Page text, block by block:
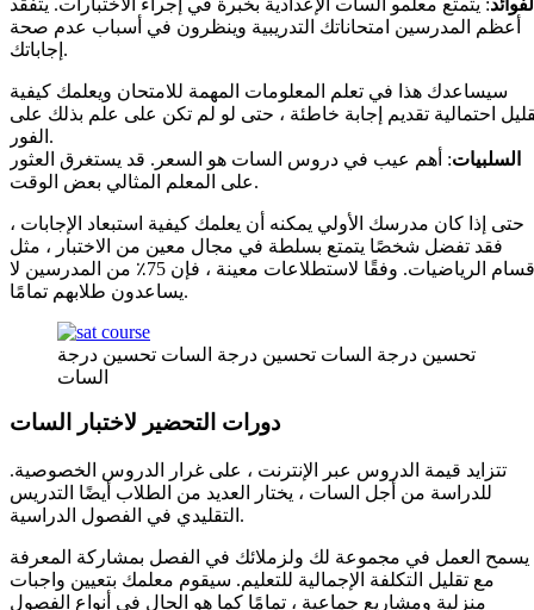
أعظم المدرسين امتحاناتك التدريبية وينظرون في أسباب عدم صحة
إجاباتك.
سيساعدك هذا في تعلم المعلومات المهمة للامتحان ويعلمك كيفية
احتمالية تقديم إجابة خاطئة ، حتى لو لم تكن على علم بذلك على
الفور.
السلبيات: أهم عيب في دروس السات هو السعر. قد يستغرق العثور
على المعلم المثالي بعض الوقت.
حتى إذا كان مدرسك الأولي يمكنه أن يعلمك كيفية استبعاد الإجابات ،
فقد تفضل شخصًا يتمتع بسلطة في مجال معين من الاختبار ، مثل
أقسام الرياضيات. وفقًا لاستطلاعات معينة ، فإن 75٪ من المدرسين لا
يساعدون طلابهم تمامًا.
تحسين درجة السات تحسين درجة السات تحسين درجة
السات
تتزايد قيمة الدروس عبر الإنترنت ، على غرار الدروس الخصوصية.
للدراسة من أجل السات ، يختار العديد من الطلاب أيضًا التدريس
التقليدي في الفصول الدراسية.
يسمح العمل في مجموعة لك ولزملائك في الفصل بمشاركة المعرفة
مع تقليل التكلفة الإجمالية للتعليم. سيقوم معلمك بتعيين واجبات
منزلية ومشاريع جماعية ، تمامًا كما هو الحال في أنواع الفصول